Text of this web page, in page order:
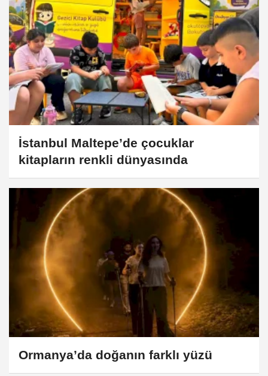
İstanbul Maltepe’de çocuklar
kitapların renkli dünyasında
Ormanya’da doğanın farklı yüzü